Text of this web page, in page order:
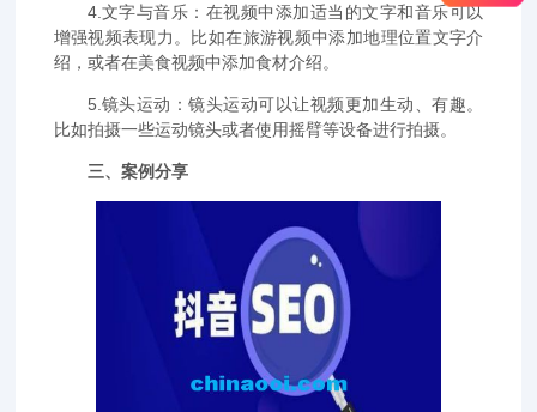
4.文字与音乐：在视频中添加适当的文字和音乐可以
增强视频表现力。比如在旅游视频中添加地理位置文字介
绍，或者在美食视频中添加食材介绍。
5.镜头运动：镜头运动可以让视频更加生动、有趣。
比如拍摄一些运动镜头或者使用摇臂等设备进行拍摄。
三、案例分享